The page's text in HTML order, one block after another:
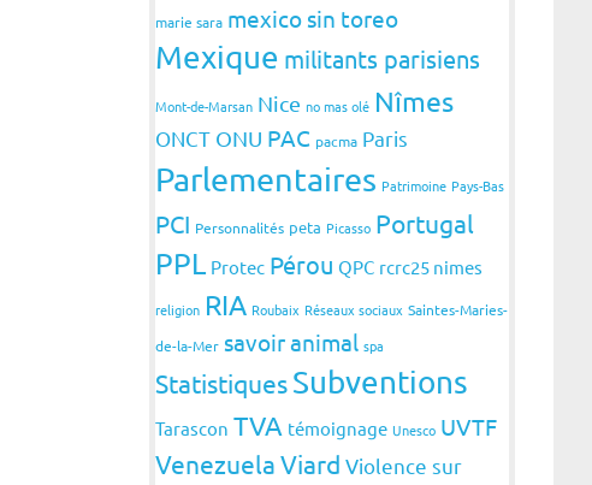
marie sara mexico sin toreo
Mexique militants parisiens
Mont-de-Marsan Nice no mas olé Nîmes
ONCT ONU PAC pacma Paris
Parlementaires Patrimoine Pays-Bas
PCI Personnalités peta Picasso Portugal
PPL Protec Pérou QPC rcrc25 nimes
religion RIA Roubaix Réseaux sociaux Saintes-Maries-
de-la-Mer savoir animal spa
StatistiquesSubventions
Tarascon TVA témoignage Unesco UVTF
VenezuelaViard Violence sur